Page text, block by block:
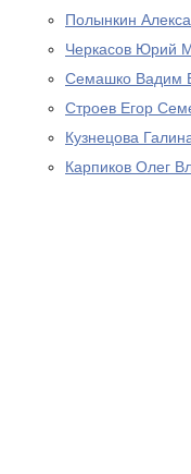
Полынкин
Черкасов Юрий
Семашко Вадим
Строев Егор
Кузнецова
Карпиков Олег